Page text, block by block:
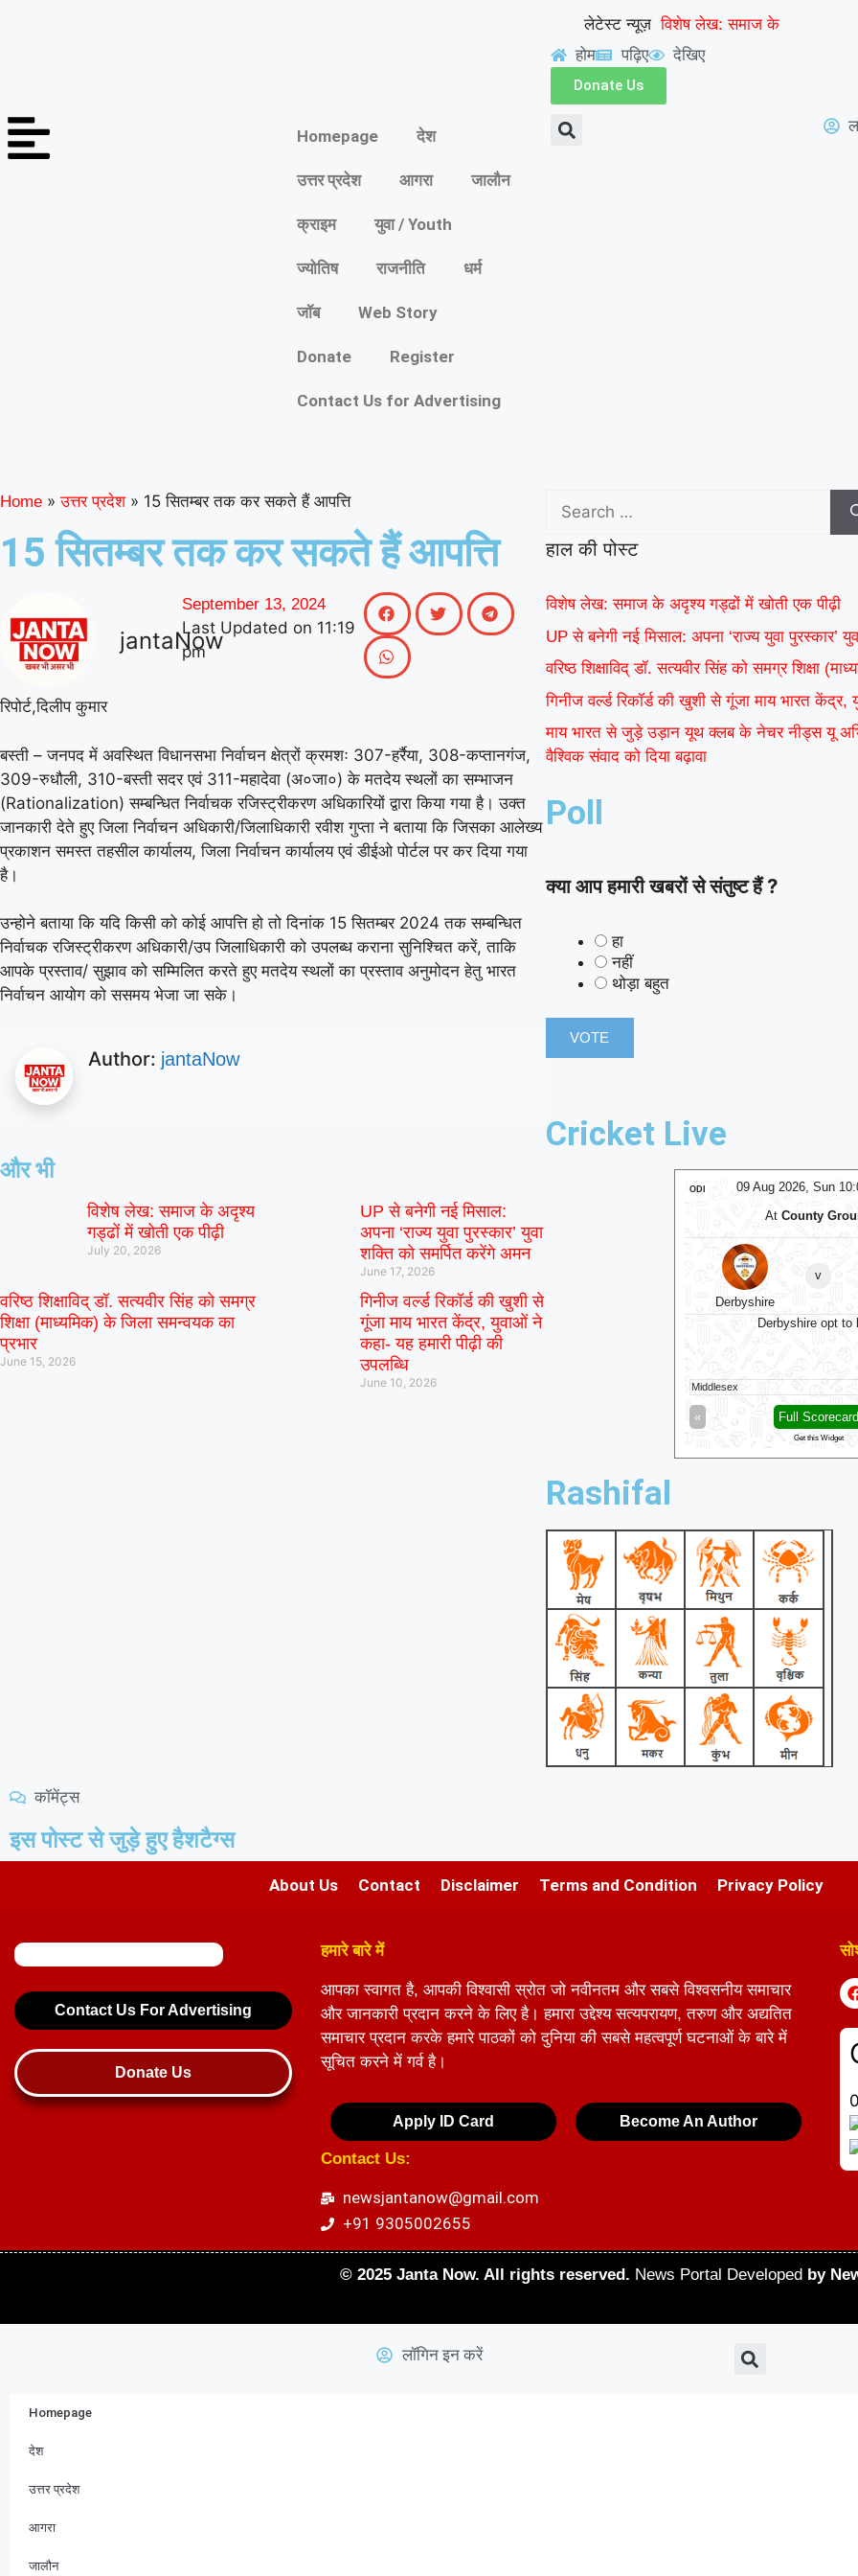
लेटेस्ट न्यूज़ विशेष लेख: समाज के
अदृश्य गड्ढों में खोती एक
पीढ़ी
अभियान ने पर्यावरण
अनुकूल जीवनशैली पर
वैश्विक संवाद को दिया
बढ़ावा | MY Bharat के
विश्व रिकॉर्ड समारोह में जब
होम पढ़िए देखिए
Donate Us
Homepage देश
उत्तर प्रदेश आगरा जालौन
क्राइम युवा / Youth
ज्योतिष राजनीति धर्म
जॉब Web Story
Donate Register
Contact Us for Advertising
Home » उत्तर प्रदेश » 15 सितम्बर तक कर सकते हैं आपत्ति
15 सितम्बर तक कर सकते हैं आपत्ति
jantaNow
September 13, 2024
Last Updated on 11:19
pm
रिपोर्ट,दिलीप कुमार
बस्ती – जनपद में अवस्थित विधानसभा निर्वाचन क्षेत्रों क्रमशः 307-हर्रैया, 308-कप्तानगंज,
309-रुधौली, 310-बस्ती सदर एवं 311-महादेवा (अ०जा०) के मतदेय स्थलों का सम्भाजन
(Rationalization) सम्बन्धित निर्वाचक रजिस्ट्रीकरण अधिकारियों द्वारा किया गया है। उक्त
जानकारी देते हुए जिला निर्वाचन अधिकारी/जिलाधिकारी रवीश गुप्ता ने बताया कि जिसका आलेख्य
प्रकाशन समस्त तहसील कार्यालय, जिला निर्वाचन कार्यालय एवं डीईओ पोर्टल पर कर दिया गया
है।
उन्होने बताया कि यदि किसी को कोई आपत्ति हो तो दिनांक 15 सितम्बर 2024 तक सम्बन्धित
निर्वाचक रजिस्ट्रीकरण अधिकारी/उप जिलाधिकारी को उपलब्ध कराना सुनिश्चित करें, ताकि
आपके प्रस्ताव/ सुझाव को सम्मिलित करते हुए मतदेय स्थलों का प्रस्ताव अनुमोदन हेतु भारत
निर्वाचन आयोग को ससमय भेजा जा सके।
Author: jantaNow
और भी
विशेष लेख: समाज के अदृश्य
गड्ढों में खोती एक पीढ़ी
July 20, 2026
UP से बनेगी नई मिसाल:
अपना ‘राज्य युवा पुरस्कार’ युवा
शक्ति को समर्पित करेंगे अमन
June 17, 2026
वरिष्ठ शिक्षाविद् डॉ. सत्यवीर सिंह को समग्र
शिक्षा (माध्यमिक) के जिला समन्वयक का
प्रभार
June 15, 2026
गिनीज वर्ल्ड रिकॉर्ड की खुशी से
गूंजा माय भारत केंद्र, युवाओं ने
कहा- यह हमारी पीढ़ी की
उपलब्धि
June 10, 2026
हाल की पोस्ट
विशेष लेख: समाज के अदृश्य गड्ढों में खोती एक पीढ़ी
UP से बनेगी नई मिसाल: अपना ‘राज्य युवा पुरस्कार’
वरिष्ठ शिक्षाविद् डॉ. सत्यवीर सिंह को समग्र शिक्षा
गिनीज वर्ल्ड रिकॉर्ड की खुशी से गूंजा माय भारत केंद्र,
माय भारत से जुड़े उड़ान यूथ क्लब के नेचर नीड्स यू
वैश्विक संवाद को दिया बढ़ावा
Poll
क्या आप हमारी खबरों से संतुष्ट हैं ?
हा
नहीं
थोड़ा बहुत
Cricket Live
AtLord's
BPW
Birmingham Phoenix Women opt to bowl
At
⭐Sunrisers Leeds Women
Welsh Fire Women
Sunrisers Leeds Women won by 6 wkts
Welsh Fire Women
Sunrisers Leeds Women
09 Aug 2026, Sun
ODI
At County
Derbyshire
v
Derbyshire opt to
Middlesex
« Full Scorecard
Get this Widget
Rashifal
कॉमेंट्स
इस पोस्ट से जुड़े हुए हैशटैग्स
About Us Contact Disclaimer Terms and Condition Privacy Policy
Contact Us For Advertising
Donate Us
हमारे बारे में
आपका स्वागत है, आपकी विश्वासी स्रोत जो नवीनतम और सबसे विश्वसनीय समाचार
और जानकारी प्रदान करने के लिए है। हमारा उद्देश्य सत्यपरायण, तरुण और अद्यतित
समाचार प्रदान करके हमारे पाठकों को दुनिया की सबसे महत्वपूर्ण घटनाओं के बारे में
सूचित करने में गर्व है।
Apply ID Card Become An Author
Contact Us:
newsjantanow@gmail.com
+91 9305002655
0
© 2025 Janta Now. All rights reserved. News Portal Developed by
लॉगिन इन करें
Homepage
देश
उत्तर प्रदेश
आगरा
जालौन